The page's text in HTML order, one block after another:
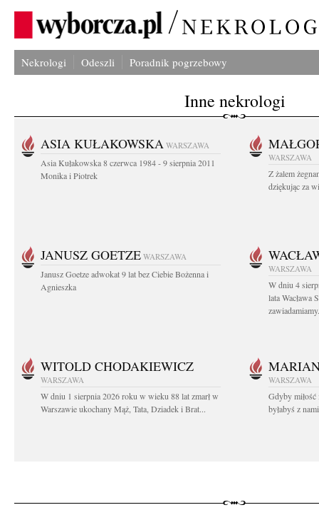
Nekrologi Odeszli Poradnik pogrzebowy
Inne nekrologi
ASIA KUŁAKOWSKA WARSZAWA
Asia Kułakowska 8 czerwca 1984 - 9 sierpnia 2011
Monika i Piotrek
WARSZAWA
Z żalem
dziękując za
JANUSZ GOETZE WARSZAWA
Janusz Goetze adwokat 9 lat bez Ciebie Bożenna i
Agnieszka
WARSZAWA
W dniu 4
lata Wacława
WITOLD CHODAKIEWICZ
WARSZAWA
W dniu 1 sierpnia 2026 roku w wieku 88 lat zmarł w
Warszawie ukochany Mąż, Tata, Dziadek i Brat...
WARSZAWA
Gdyby miłość
byłabyś z